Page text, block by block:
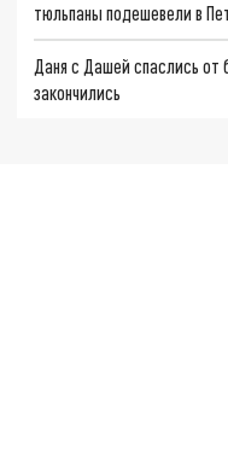
тюльпаны подешевели в
Даня с Дашей спаслись от
закончились